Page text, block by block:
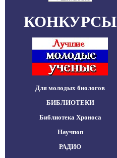
КОНКУРСЫ
Для молодых биологов
БИБЛИОТЕКИ
Библиотека Хроноса
Научпоп
РАДИО